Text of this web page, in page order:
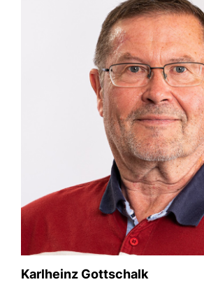
Karlheinz Gottschalk